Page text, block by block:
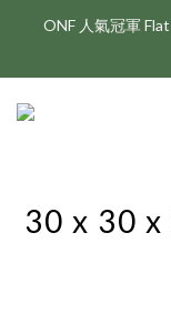
新會員享首
ONF 人氣冠軍
新會員享
30 x 30 x